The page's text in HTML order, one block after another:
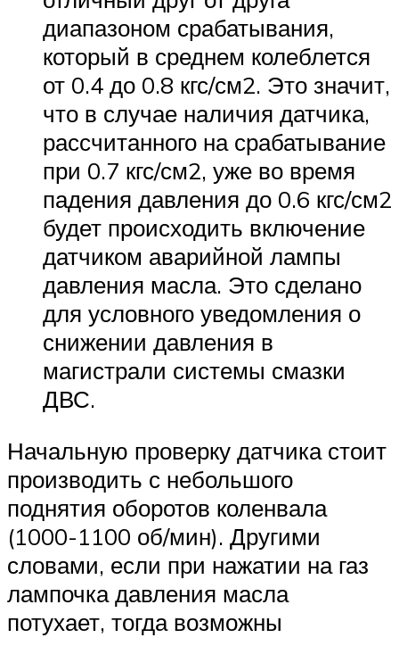
диапазоном срабатывания,
который в среднем колеблется
от 0.4 до 0.8 кгс/см2. Это значит,
что в случае наличия датчика,
рассчитанного на срабатывание
при 0.7 кгс/см2, уже во время
падения давления до 0.6 кгс/см2
будет происходить включение
датчиком аварийной лампы
давления масла. Это сделано
для условного уведомления о
снижении давления в
магистрали системы смазки
ДВС.
Начальную проверку датчика стоит
производить с небольшого
поднятия оборотов коленвала
(1000-1100 об/мин). Другими
словами, если при нажатии на газ
лампочка давления масла
потухает, тогда возможны